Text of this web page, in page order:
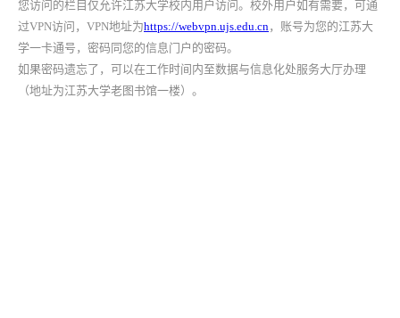
您访问的栏目仅允许江苏大学校内用户访问。校外用户如有需要，可通
过VPN访问，VPN地址为https://webvpn.ujs.edu.cn，账号为您的江苏大
学一卡通号，密码同您的信息门户的密码。
如果密码遗忘了，可以在工作时间内至数据与信息化处服务大厅办理
（地址为江苏大学老图书馆一楼）。